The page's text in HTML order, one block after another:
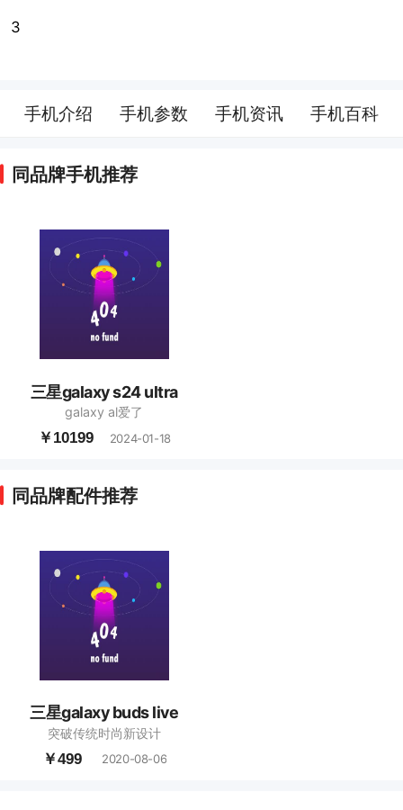
3
手机介绍 手机参数 手机资讯 手机百科
同品牌手机推荐
三星galaxy s24 ultra
galaxy al爱了
￥10199 2024-01-18
同品牌配件推荐
三星galaxy buds live
突破传统时尚新设计
￥499 2020-08-06